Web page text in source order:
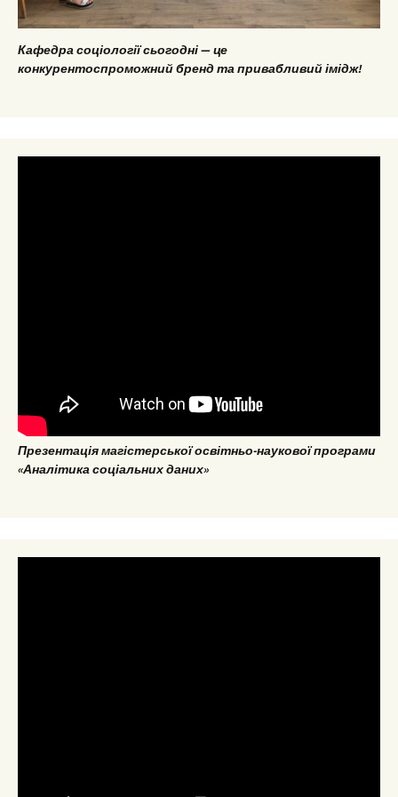
Кафедра соціології сьогодні — це
конкурентоспроможний бренд та привабливий імідж!
Презентація магістерської освітньо-наукової програми
«Аналітика соціальних даних»